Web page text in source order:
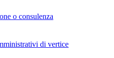
o consulenza
di vertice